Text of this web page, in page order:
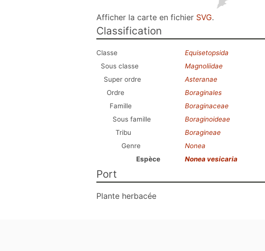
Afficher la carte en fichier SVG.
Classification
Classe
Equisetopsida
Sous classe
Magnoliidae
Super ordre
Asteranae
Ordre
Boraginales
Famille
Boraginaceae
Sous famille
Boraginoideae
Tribu
Boragineae
Genre
Nonea
Espèce
Nonea vesicaria
Port
Plante herbacée